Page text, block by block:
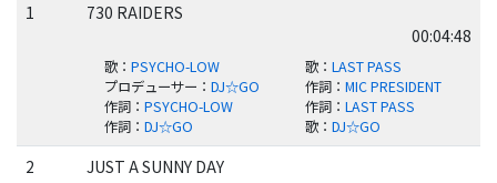
1
730 RAIDERS
00:04:48
歌： PSYCHO-LOW 歌： LAST PASS
プロデューサー ： DJ☆GO 作詞： MIC PRESIDENT
作詞： PSYCHO-LOW 作詞： LAST PASS
作詞： DJ☆GO 歌： DJ☆GO
2
JUST A SUNNY DAY